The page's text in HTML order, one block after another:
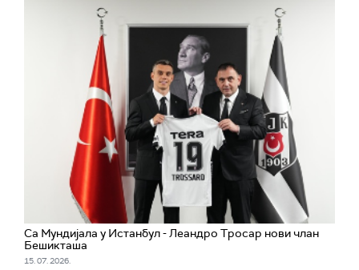
Са Мундијала у Истанбул - Леандро Тросар нови члан
Бешикташа
15. 07. 2026.